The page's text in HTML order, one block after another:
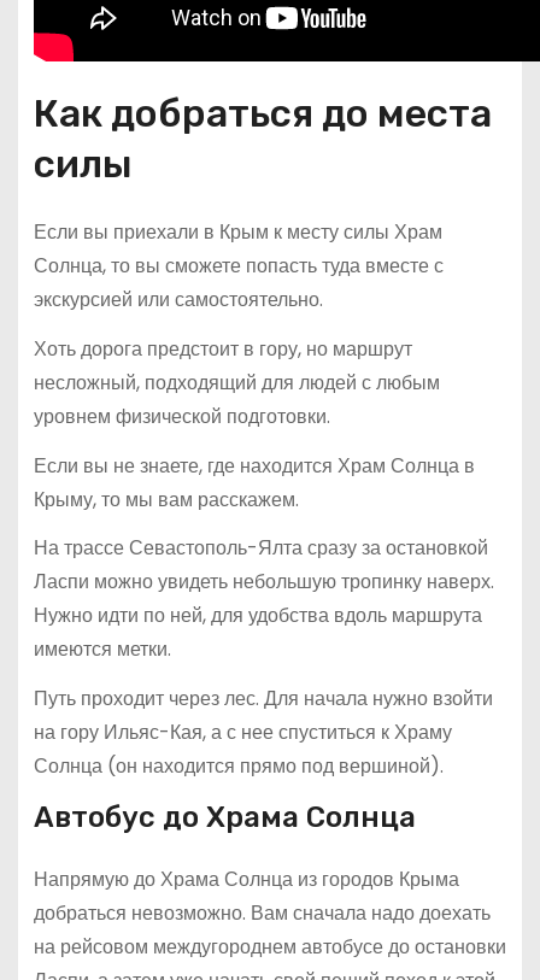
Как добраться до места
силы
Если вы приехали в Крым к месту силы Храм
Солнца, то вы сможете попасть туда вместе с
экскурсией или самостоятельно.
Хоть дорога предстоит в гору, но маршрут
несложный, подходящий для людей с любым
уровнем физической подготовки.
Если вы не знаете, где находится Храм Солнца в
Крыму, то мы вам расскажем.
На трассе Севастополь-Ялта сразу за остановкой
Ласпи можно увидеть небольшую тропинку наверх.
Нужно идти по ней, для удобства вдоль маршрута
имеются метки.
Путь проходит через лес. Для начала нужно взойти
на гору Ильяс-Кая, а с нее спуститься к Храму
Солнца (он находится прямо под вершиной).
Автобус до Храма Солнца
Напрямую до Храма Солнца из городов Крыма
добраться невозможно. Вам сначала надо доехать
на рейсовом междугороднем автобусе до остановки